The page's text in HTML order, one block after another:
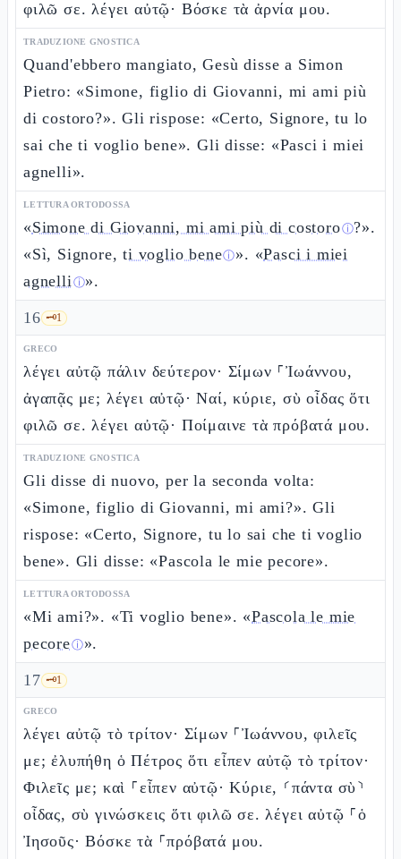
φιλῶ σε. λέγει αὐτῷ· Βόσκε τὰ ἀρνία μου.
TRADUZIONE GNOSTICA
Quand'ebbero mangiato, Gesù disse a Simon
Pietro: «Simone, figlio di Giovanni, mi ami più
di costoro?». Gli rispose: «Certo, Signore, tu lo
sai che ti voglio bene». Gli disse: «Pasci i miei
agnelli».
LETTURA ORTODOSSA
«Simone di Giovanni, mi ami più di costoroⓘ?».
«Sì, Signore,ti voglio beneⓘ». «Pasci i miei
agnelliⓘ».
16 🗝️1
GRECO
λέγει αὐτῷ πάλιν δεύτερον· Σίμων ⸀Ἰωάννου,
ἀγαπᾷς με; λέγει αὐτῷ· Ναί, κύριε, σὺ οἶδας ὅτι
φιλῶ σε. λέγει αὐτῷ· Ποίμαινε τὰ πρόβατά μου.
TRADUZIONE GNOSTICA
Gli disse di nuovo, per la seconda volta:
«Simone, figlio di Giovanni, mi ami?». Gli
rispose: «Certo, Signore, tu lo sai che ti voglio
bene». Gli disse: «Pascola le mie pecore».
LETTURA ORTODOSSA
«Mi ami?». «Ti voglio bene». «Pascola le mie
pecoreⓘ».
17 🗝️1
GRECO
λέγει αὐτῷ τὸ τρίτον· Σίμων ⸀Ἰωάννου, φιλεῖς
με; ἐλυπήθη ὁ Πέτρος ὅτι εἶπεν αὐτῷ τὸ τρίτον·
Φιλεῖς με; καὶ ⸀εἶπεν αὐτῷ· Κύριε, ⸂πάντα σὺ⸃
οἶδας, σὺ γινώσκεις ὅτι φιλῶ σε. λέγει αὐτῷ ⸀ὁ
Ἰησοῦς· Βόσκε τὰ ⸀πρόβατά μου.